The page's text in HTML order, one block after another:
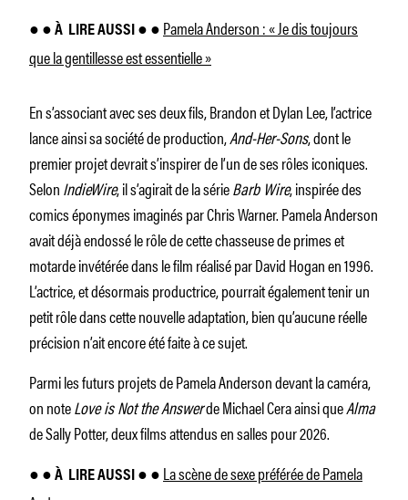
● ● À LIRE AUSSI ● ● Pamela Anderson : « Je dis toujours
que la gentillesse est essentielle »
En s’associant avec ses deux fils, Brandon et Dylan Lee, l’actrice
lance ainsi sa société de production,And-Her-Sons, dont le
premier projet devrait s’inspirer de l’un de ses rôles iconiques.
SelonIndieWire, il s’agirait de la sérieBarb Wire, inspirée des
comics éponymes imaginés par Chris Warner. Pamela Anderson
avait déjà endossé le rôle de cette chasseuse de primes et
motarde invétérée dans le film réalisé par David Hogan en 1996.
L’actrice, et désormais productrice, pourrait également tenir un
petit rôle dans cette nouvelle adaptation, bien qu’aucune réelle
précision n’ait encore été faite à ce sujet.
Parmi les futurs projets de Pamela Anderson devant la caméra,
on noteLove is Not the Answerde Michael Cera ainsi queAlma
de Sally Potter, deux films attendus en salles pour 2026.
● ● À LIRE AUSSI ● ● La scène de sexe préférée de Pamela